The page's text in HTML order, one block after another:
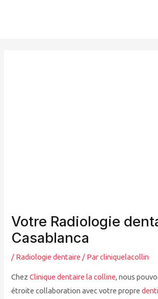
Votre Radiologie
Casablanca
/ Radiologie dentaire / Parcliniquelacollin
ChezClinique dentaire la colline, nous
étroite collaboration avec votre propre